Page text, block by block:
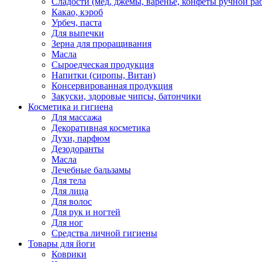
Какао, кэроб
Урбеч, паста
Для выпечки
Зерна для проращивания
Масла
Сыроедческая продукция
Напитки (сиропы, Витан)
Консервированная продукция
Закуски, здоровые чипсы, батончики
Косметика и гигиена
Для массажа
Декоративная косметика
Духи, парфюм
Дезодоранты
Масла
Лечебные бальзамы
Для тела
Для лица
Для волос
Для рук и ногтей
Для ног
Средства личной гигиены
Товары для йоги
Коврики